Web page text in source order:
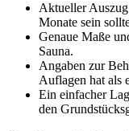
Aktueller
Monate sein
Genaue Maße
Sauna.
Angaben zur
Auflagen hat als
Ein einfacher
den